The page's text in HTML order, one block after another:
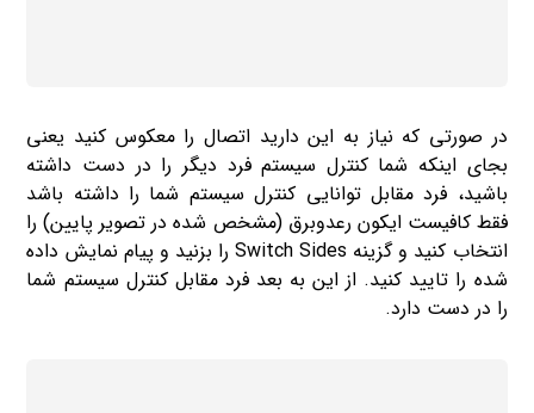
در صورتی که نیاز به این دارید اتصال را معکوس کنید یعنی
بجای اینکه شما کنترل سیستم فرد دیگر را در دست داشته
باشید، فرد مقابل توانایی کنترل سیستم شما را داشته باشد
فقط کافیست ایکون رعدوبرق (مشخص شده در تصویر پایین) را
انتخاب کنید و گزینه Switch Sides را بزنید و پیام نمایش داده
شده را تایید کنید. از این به بعد فرد مقابل کنترل سیستم شما
را در دست دارد.